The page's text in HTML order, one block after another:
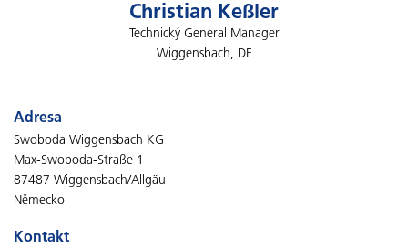
Christian Keßler
Technický General Manager
Wiggensbach, DE
Adresa
Swoboda Wiggensbach KG
Max-Swoboda-Straße 1
87487 Wiggensbach/Allgäu
Německo
Kontakt